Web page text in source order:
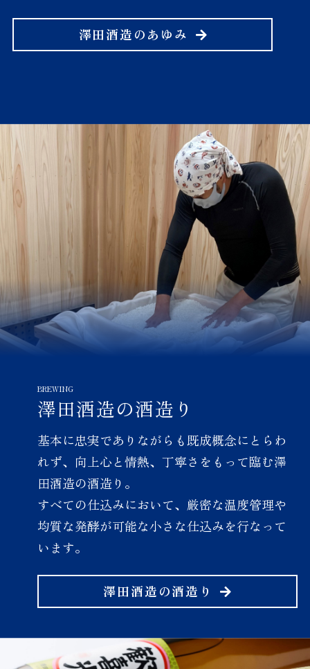
2026.05.11
「Kura Master2026」にて
『純米吟醸 初穂乃香』が最高
位のプラチナ賞、『歓喜光 純
米吟醸「小さな喜び」』が金
賞に選ばれました。
VIEW MORE
2026.03.11 受賞
び」』が金賞に選ばれまし
た。
VIEW MORE
「Kura Master2025」にて
『歓喜光 純米吟醸「小さな喜
び」』が金賞に選ばれまし
澤田酒造のあゆみ
澤田酒造の酒造り
基本に忠実でありながらも既成概念にとらわ
れず、 向上心と情熱、丁寧さをもって臨む澤
田酒造の酒造り。
すべての仕込みにおいて、厳密な温度管理や
均質な発酵が可能な小さな仕込みを行なって
います。
澤田酒造の酒造り